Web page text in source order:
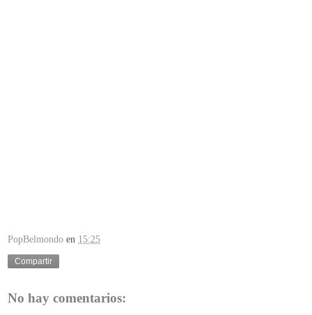
PopBelmondo en 15:25
Compartir
No hay comentarios: